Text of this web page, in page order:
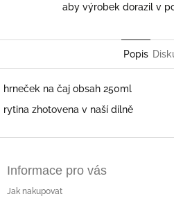
aby výrobek dorazil v
Popis
hrneček na čaj obsah 250ml
rytina zhotovena v naší dílně
Informace pro vás
Jak nakupovat